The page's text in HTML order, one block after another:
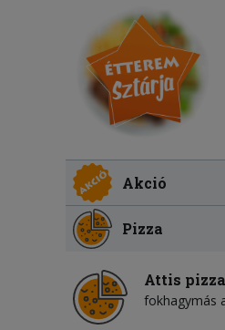
Akció
Pizza
Attis pizza
fokhagymás